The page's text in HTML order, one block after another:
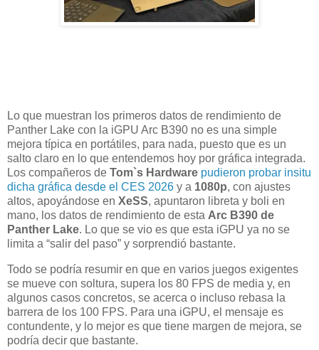
Lo que muestran los primeros datos de rendimiento de
Panther Lake con la iGPU Arc B390 no es una simple
mejora típica en portátiles, para nada, puesto que es un
salto claro en lo que entendemos hoy por gráfica integrada.
Los compañeros de Tom`s Hardware pudieron probar insitu
dicha gráfica desde el CES 2026 y a 1080p, con ajustes
altos, apoyándose en XeSS, apuntaron libreta y boli en
mano, los datos de rendimiento de esta Arc B390 de
Panther Lake. Lo que se vio es que esta iGPU ya no se
limita a “salir del paso” y sorprendió bastante.
Todo se podría resumir en que en varios juegos exigentes
se mueve con soltura, supera los 80 FPS de media y, en
algunos casos concretos, se acerca o incluso rebasa la
barrera de los 100 FPS. Para una iGPU, el mensaje es
contundente, y lo mejor es que tiene margen de mejora, se
podría decir que bastante.